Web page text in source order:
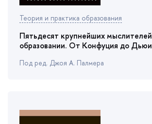
Теория и практика образования
Пятьдесят крупнейших
образовании. От Конфуция до Дьюи
Под ред. Джоя А. Палмера